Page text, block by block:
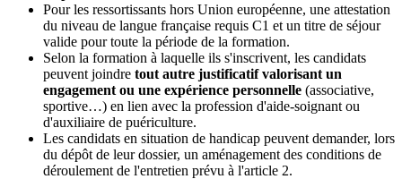
Pour les ressortissants hors Union européenne, une attestation
du niveau de langue française requis C1 et un titre de séjour
valide pour toute la période de la formation.
Selon la formation à laquelle ils s'inscrivent, les candidats
peuvent joindre tout autre justificatif valorisant un
engagement ou une expérience personnelle (associative,
sportive…) en lien avec la profession d'aide-soignant ou
d'auxiliaire de puériculture.
Les candidats en situation de handicap peuvent demander, lors
du dépôt de leur dossier, un aménagement des conditions de
déroulement de l'entretien prévu à l'article 2.